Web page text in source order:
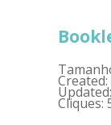
Cliques: